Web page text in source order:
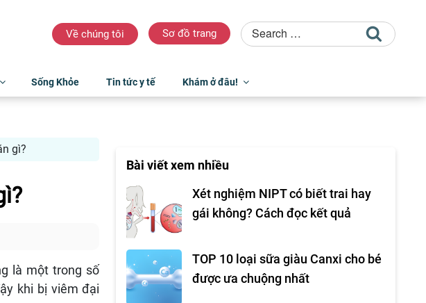
Về chúng tôi Sơ đồ trang
Sống Khỏe Tin tức y tế Khám ở đâu!
gì?
là một trong số
khi bị viêm đại
Bài viết xem nhiều
Xét nghiệm NIPT có biết trai hay
gái không? Cách đọc kết quả
TOP 10 loại sữa giàu Canxi cho bé
được ưa chuộng nhất